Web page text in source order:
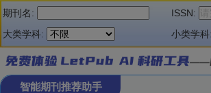
期刊名: ISSN:
大类学科:
小类学科:
智能期刊推荐助手